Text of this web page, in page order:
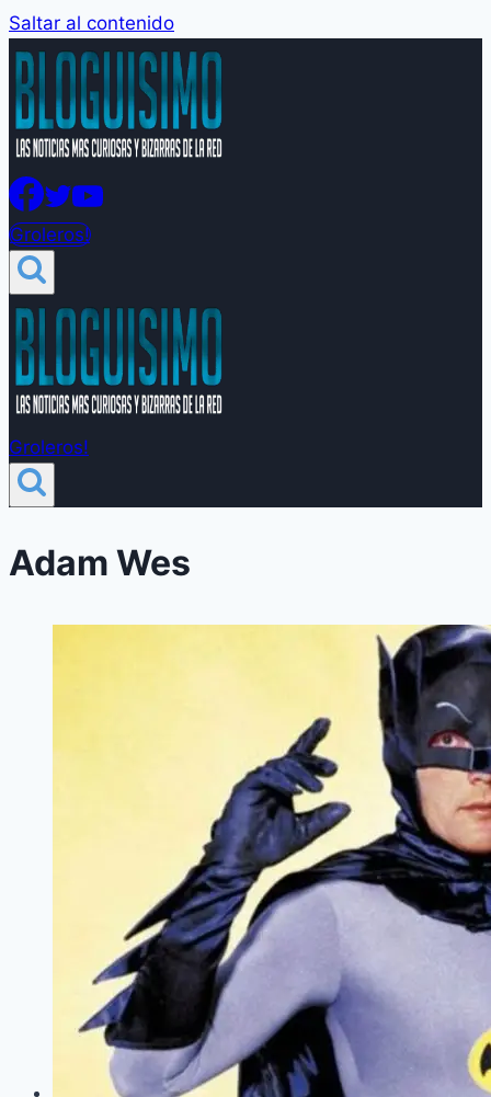
Saltar al contenido
Groleros!
Groleros!
Adam Wes